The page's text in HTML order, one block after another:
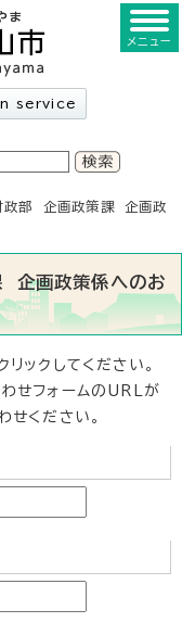
service
メニュー
部 企画政策課 企画政
画政策係へのお
ックしてください。
わせフォームのURLが
せください。